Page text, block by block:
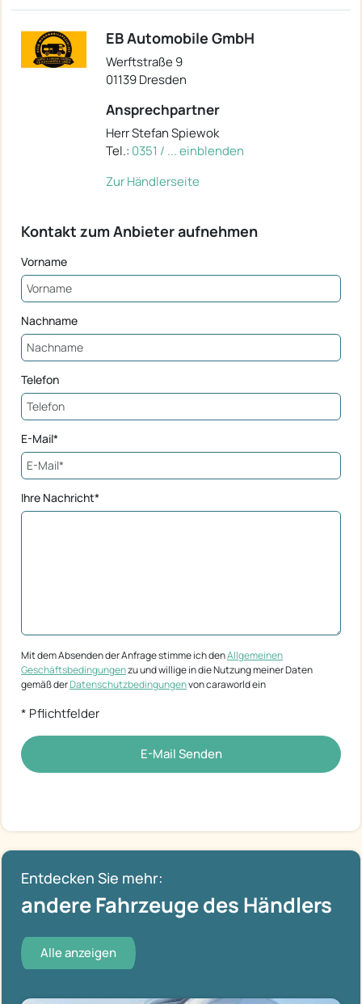
EB Automobile GmbH
Werftstraße 9
01139 Dresden
Ansprechpartner
Herr Stefan Spiewok
Tel.: 0351 / ... einblenden
Zur Händlerseite
Kontakt zum Anbieter aufnehmen
Vorname
Nachname
Telefon
E-Mail*
Ihre Nachricht*
Mit dem Absenden der Anfrage stimme ich denAllgemeinen
Geschäftsbedingungenzu und willige in die Nutzung meiner Daten
gemäß derDatenschutzbedingungenvon caraworld ein
* Pflichtfelder
E-Mail Senden
Entdecken Sie mehr:
andere Fahrzeuge des Händlers
Alle anzeigen